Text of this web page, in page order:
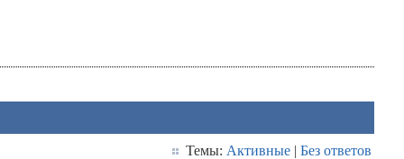
Темы: Активные| Без ответов